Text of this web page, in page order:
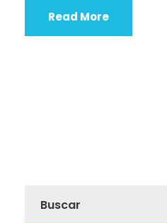
Read More
Buscar